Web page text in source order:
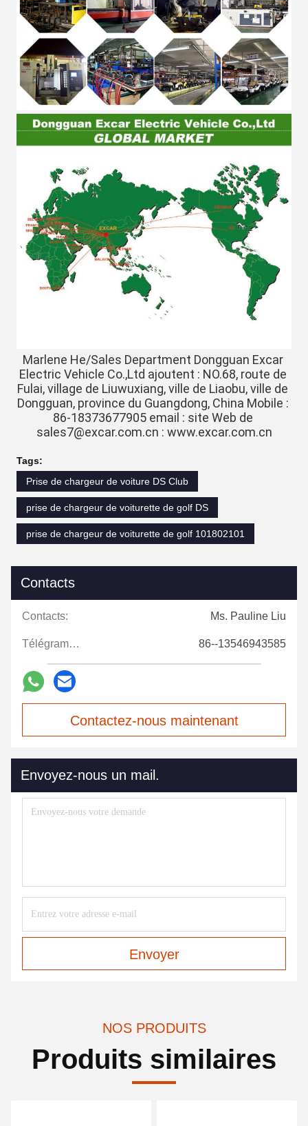
Marlene He/Sales Department Dongguan Excar
Electric Vehicle Co.,Ltd ajoutent : NO.68, route de
Fulai, village de Liuwuxiang, ville de Liaobu, ville de
Dongguan, province du Guangdong, China Mobile :
86-18373677905 email : site Web de
sales7@excar.com.cn : www.excar.com.cn
Tags:
Prise de chargeur de voiture DS Club
prise de chargeur de voiturette de golf DS
prise de chargeur de voiturette de golf 101802101
Contacts
Contacts: Ms. Pauline Liu
Télégramme: 86--13546943585
Contactez-nous maintenant
Envoyez-nous un mail.
Envoyer
NOS PRODUITS
Produits similaires